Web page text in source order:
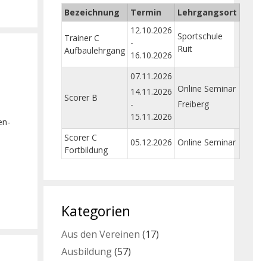
Bezeichnung Termin Lehrgangsort
Trainer C
Aufbaulehrgang
12.10.2026
-
16.10.2026
Sportschule
Ruit
Scorer B
07.11.2026
14.11.2026
-
15.11.2026
Online Seminar
Freiberg
Scorer C
Fortbildung
05.12.2026 Online Seminar
Kategorien
Aus den Vereinen (17)
Ausbildung(57)